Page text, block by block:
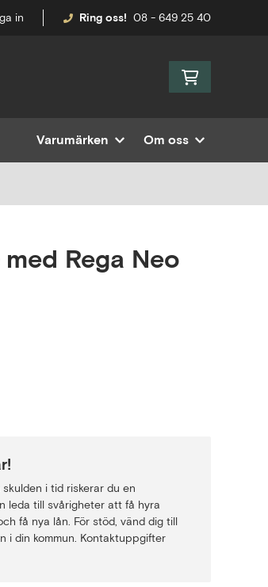
in Ring oss! 08 - 649 25 40
Varumärken Om oss
Rega Neo
i tid riskerar du en
leda till svårigheter att få hyra
få nya lån. För stöd, vänd dig till
i din kommun. Kontaktuppgifter